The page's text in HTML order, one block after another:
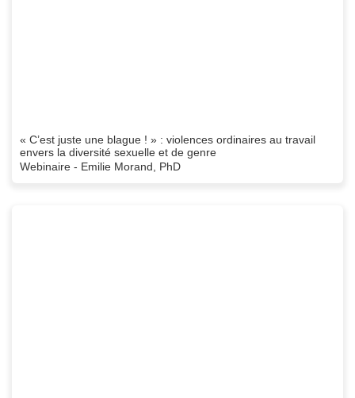
« C’est juste une blague ! » : violences ordinaires au travail
envers la diversité sexuelle et de genre
Webinaire - Emilie Morand, PhD